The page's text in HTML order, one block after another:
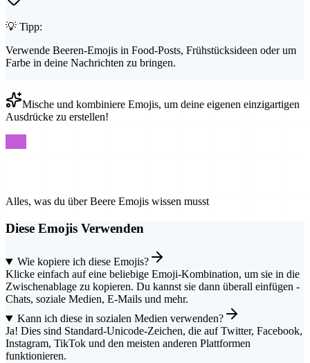
💡 Tipp:
Verwende Beeren-Emojis in Food-Posts, Frühstücksideen oder um
Farbe in deine Nachrichten zu bringen.
Mische und kombiniere Emojis, um deine eigenen einzigartigen
Ausdrücke zu erstellen!
Alles, was du über Beere Emojis wissen musst
Diese Emojis Verwenden
Wie kopiere ich diese Emojis?
Klicke einfach auf eine beliebige Emoji-Kombination, um sie in die
Zwischenablage zu kopieren. Du kannst sie dann überall einfügen -
Chats, soziale Medien, E-Mails und mehr.
Kann ich diese in sozialen Medien verwenden?
Ja! Dies sind Standard-Unicode-Zeichen, die auf Twitter, Facebook,
Instagram, TikTok und den meisten anderen Plattformen
funktionieren.